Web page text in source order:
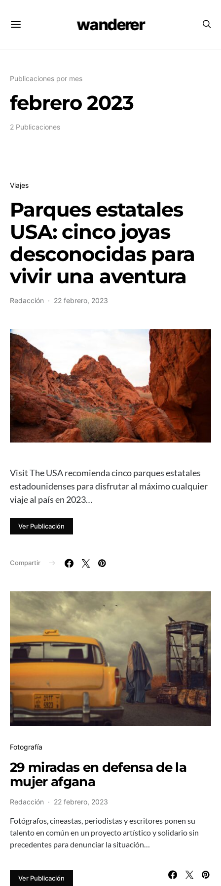
wanderer
Publicaciones por mes
febrero 2023
2 Publicaciones
Viajes
Parques estatales
USA: cinco joyas
desconocidas para
vivir una aventura
Redacción 22 febrero, 2023
Visit The USA recomienda cinco parques estatales
estadounidenses para disfrutar al máximo cualquier
viaje al país en 2023…
Ver Publicación
Compartir
Fotografía
29 miradas en defensa de la
mujer afgana
Redacción 22 febrero, 2023
Fotógrafos, cineastas, periodistas y escritores ponen su
talento en común en un proyecto artístico y solidario sin
precedentes para denunciar la situación…
Ver Publicación